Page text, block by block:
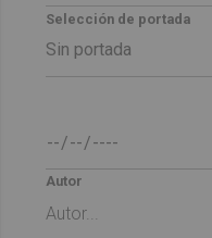
Selección de portada
Autor